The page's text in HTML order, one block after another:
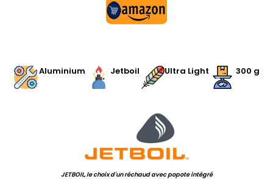
Aluminium
Jetboil Ultra Light 300 g
JETBOIL, le choix d'un réchaud avec popote intégré